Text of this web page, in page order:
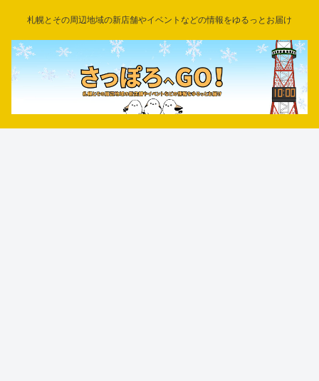
札幌とその周辺地域の新店舗やイベントなどの情報をゆるっとお届け